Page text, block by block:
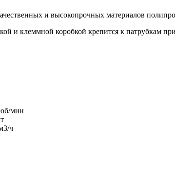
и высокопрочных материалов
и клеммной коробкой крепится к патрубкам
мин
ч